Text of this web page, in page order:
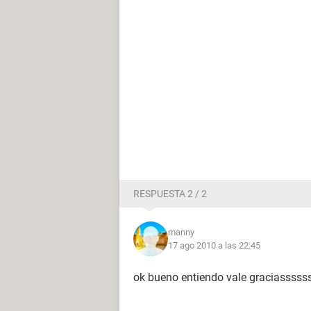
RESPUESTA 2 / 2
manny
17 ago 2010 a las 22:45
ok bueno entiendo vale